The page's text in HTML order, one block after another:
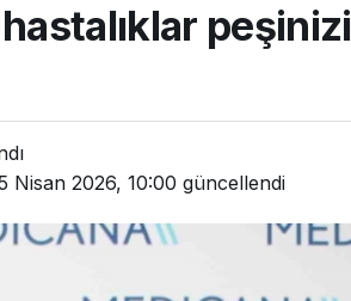
peşinizi
Nisan 2026, 10:00 güncellendi